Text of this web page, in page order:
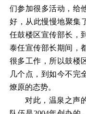
们参加很多活动，给
好，从此慢慢地聚集
任鼓楼区宣传部长，
泰任宣传部长期间，
很多工作，所以鼓楼
几个点，到如今不完
燎原的态势。
对此，温泉之声